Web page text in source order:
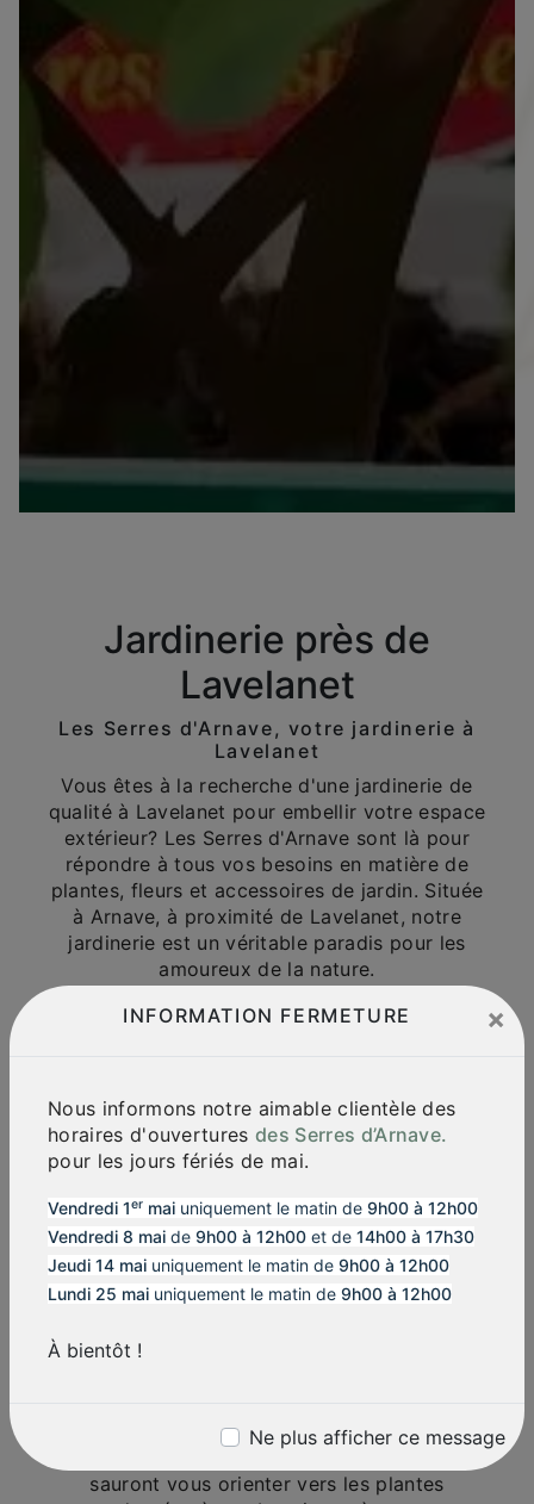
INFORMATION FERMETURE ×
Nous informons notre aimable clientèle des
horaires d'ouverturesdes Serres d’Arnave.
pour les jours fériés de mai.
Vendredi 1er mai uniquement le matin de 9h00 à 12h00
Vendredi 8 mai de 9h00 à 12h00 et de 14h00 à 17h30
Jeudi 14 mai uniquement le matin de 9h00 à 12h00
Lundi 25 mai uniquement le matin de 9h00 à 12h00
À bientôt !
Ne plus afficher ce message
Jardinerie près de
Lavelanet
Les Serres d'Arnave, votre jardinerie à
Lavelanet
Vous êtes à la recherche d'une jardinerie de
qualité à Lavelanet pour embellir votre espace
extérieur? Les Serres d'Arnave sont là pour
répondre à tous vos besoins en matière de
plantes, fleurs et accessoires de jardin. Située
à Arnave, à proximité de Lavelanet, notre
jardinerie est un véritable paradis pour les
amoureux de la nature.
Un large choix de végétaux pour tous
éventail de plantes, fleurs, arbustes et arbres
pour agrémenter votre jardin ou votre balcon.
Que vous recherchiez des plantes d'extérieur,
des plantes d'intérieur, des plantes
grimpantes ou des plantes aromatiques, vous
trouverez certainement votre bonheur parmi
notre sélection variée et de qualité.
Des conseils personnalisés par des
Notre équipe de passionnés de jardinage est à
un jardin à l'anglaise, un jardin méditerranéen
sauront vous orienter vers les plantes